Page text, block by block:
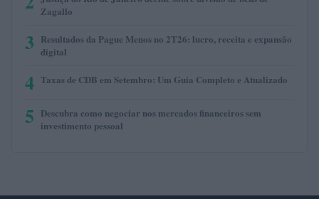
Zagallo
3 Resultados da Pague Menos no 2T26: lucro, receita e expansão
digital
4 Taxas de CDB em Setembro: Um Guia Completo e Atualizado
5 Descubra como negociar nos mercados financeiros sem
investimento pessoal